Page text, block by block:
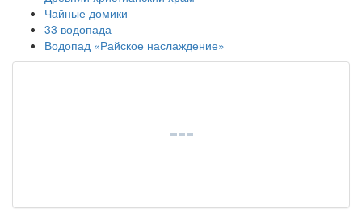
Чайные домики
33 водопада
Водопад «Райское наслаждение»